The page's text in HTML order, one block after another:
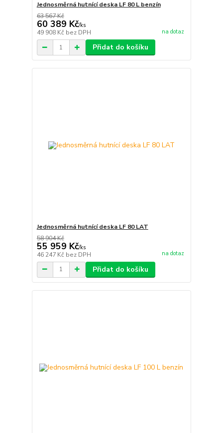
Jednosměrná hutnící deska LF 80 L benzín
63 567 Kč
60 389 Kč/ks
49 908 Kč bez DPH na dotaz
Přidat do košíku
Jednosměrná hutnící deska LF 80 LAT
58 904 Kč
55 959 Kč/ks
46 247 Kč bez DPH na dotaz
Přidat do košíku